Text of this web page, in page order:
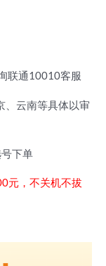
联通10010客服
、云南等具体以审
下单
元，不关机不拔